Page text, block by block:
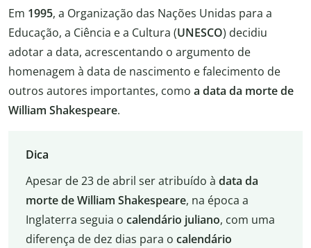
Em 1995, a Organização das Nações Unidas para a
Educação, a Ciência e a Cultura (UNESCO) decidiu
adotar a data, acrescentando o argumento de
homenagem à data de nascimento e falecimento de
outros autores importantes, como a data da morte de
William Shakespeare.
Dica
Apesar de 23 de abril ser atribuído à data da
morte de William Shakespeare, na época a
Inglaterra seguia o calendário juliano, com uma
diferença de dez dias para o calendário